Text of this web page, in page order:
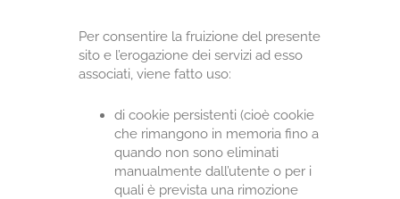
Per consentire la fruizione del presente
sito e l’erogazione dei servizi ad esso
associati, viene fatto uso:
di cookie persistenti (cioè cookie
che rimangono in memoria fino a
quando non sono eliminati
manualmente dall’utente o per i
quali è prevista una rimozione